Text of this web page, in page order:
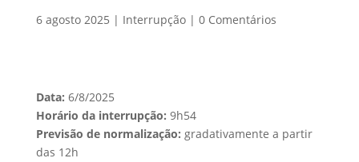
6 agosto 2025 | Interrupção| 0 Comentários
Data: 6/8/2025
Horário da interrupção: 9h54
Previsão de normalização: gradativamente a partir
das 12h